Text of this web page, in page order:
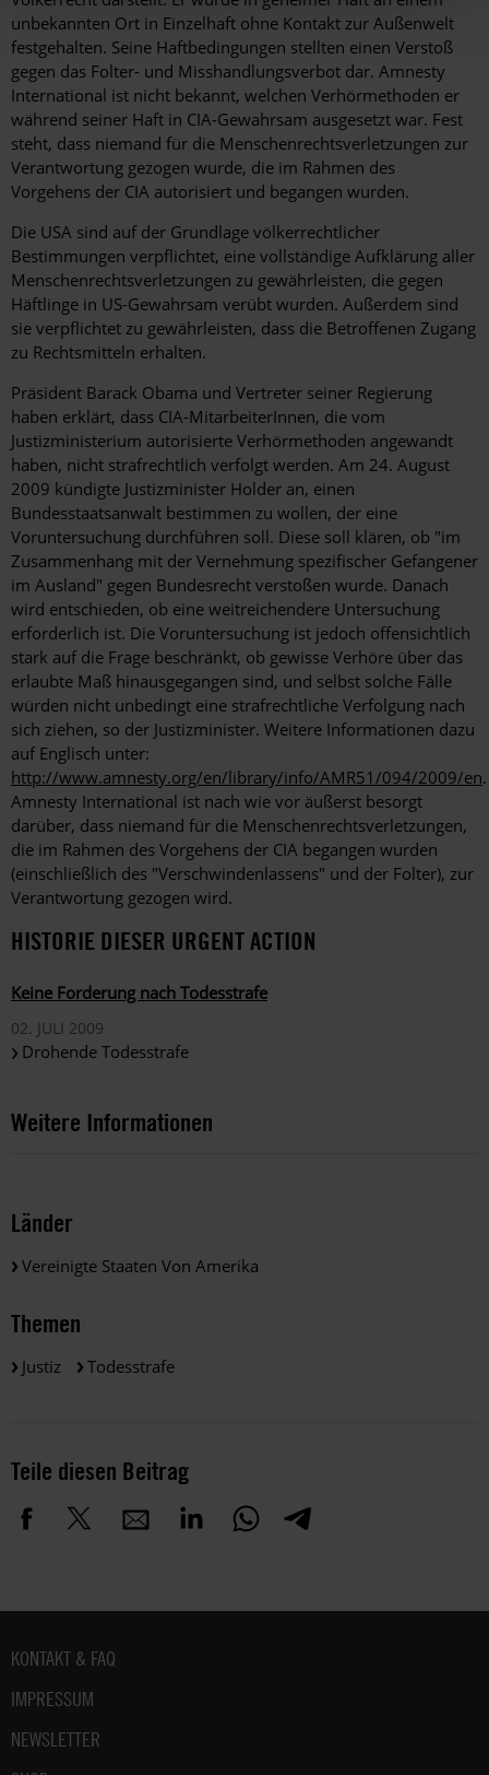
unbekannten Ort in Einzelhaft ohne Kontakt zur Außenwelt
festgehalten. Seine Haftbedingungen stellten einen Verstoß
gegen das Folter- und Misshandlungsverbot dar. Amnesty
International ist nicht bekannt, welchen Verhörmethoden er
während seiner Haft in CIA-Gewahrsam ausgesetzt war. Fest
steht, dass niemand für die Menschenrechtsverletzungen zur
Verantwortung gezogen wurde, die im Rahmen des
Vorgehens der CIA autorisiert und begangen wurden.
Die USA sind auf der Grundlage völkerrechtlicher
Bestimmungen verpflichtet, eine vollständige Aufklärung aller
Menschenrechtsverletzungen zu gewährleisten, die gegen
Häftlinge in US-Gewahrsam verübt wurden. Außerdem sind
sie verpflichtet zu gewährleisten, dass die Betroffenen Zugang
zu Rechtsmitteln erhalten.
Präsident Barack Obama und Vertreter seiner Regierung
haben erklärt, dass CIA-MitarbeiterInnen, die vom
Justizministerium autorisierte Verhörmethoden angewandt
haben, nicht strafrechtlich verfolgt werden. Am 24. August
2009 kündigte Justizminister Holder an, einen
Bundesstaatsanwalt bestimmen zu wollen, der eine
Voruntersuchung durchführen soll. Diese soll klären, ob "im
Zusammenhang mit der Vernehmung spezifischer Gefangener
im Ausland" gegen Bundesrecht verstoßen wurde. Danach
wird entschieden, ob eine weitreichendere Untersuchung
erforderlich ist. Die Voruntersuchung ist jedoch offensichtlich
stark auf die Frage beschränkt, ob gewisse Verhöre über das
erlaubte Maß hinausgegangen sind, und selbst solche Fälle
würden nicht unbedingt eine strafrechtliche Verfolgung nach
sich ziehen, so der Justizminister. Weitere Informationen dazu
auf Englisch unter:
http://www.amnesty.org/en/library/info/AMR51/094/2009/en.
Amnesty International ist nach wie vor äußerst besorgt
darüber, dass niemand für die Menschenrechtsverletzungen,
die im Rahmen des Vorgehens der CIA begangen wurden
(einschließlich des "Verschwindenlassens" und der Folter), zur
Verantwortung gezogen wird.
HISTORIE DIESER URGENT ACTION
Keine Forderung nach Todesstrafe
02. JULI 2009
Drohende Todesstrafe
Weitere Informationen
Länder
Vereinigte Staaten Von Amerika
Themen
Justiz Todesstrafe
Teile diesen Beitrag
Fußbereich
KONTAKT & FAQ
IMPRESSUM
NEWSLETTER